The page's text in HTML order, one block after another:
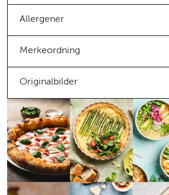
Allergener
Merkeordning
Originalbilder